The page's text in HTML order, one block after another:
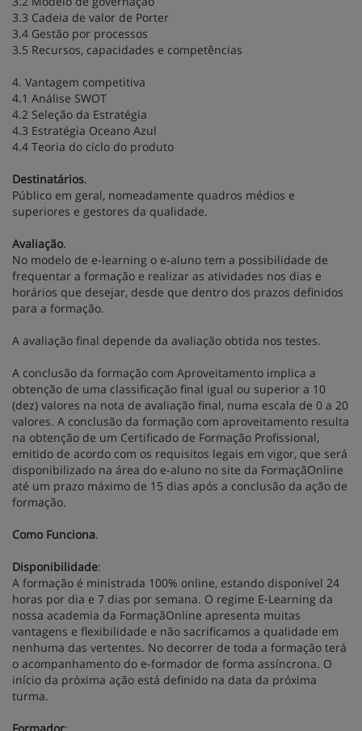
3.3 Cadeia de valor de Porter
3.4 Gestão por processos
3.5 Recursos, capacidades e competências
4. Vantagem competitiva
4.1 Análise SWOT
4.2 Seleção da Estratégia
4.3 Estratégia Oceano Azul
4.4 Teoria do ciclo do produto
Destinatários.
Público em geral, nomeadamente quadros médios e
superiores e gestores da qualidade.
Avaliação.
No modelo de e-learning o e-aluno tem a possibilidade de
frequentar a formação e realizar as atividades nos dias e
horários que desejar, desde que dentro dos prazos definidos
para a formação.
A avaliação final depende da avaliação obtida nos testes.
A conclusão da formação com Aproveitamento implica a
obtenção de uma classificação final igual ou superior a 10
(dez) valores na nota de avaliação final, numa escala de 0 a 20
valores. A conclusão da formação com aproveitamento resulta
na obtenção de um Certificado de Formação Profissional,
emitido de acordo com os requisitos legais em vigor, que será
disponibilizado na área do e-aluno no site da FormaçãOnline
até um prazo máximo de 15 dias após a conclusão da ação de
formação.
Como Funciona.
Disponibilidade:
A formação é ministrada 100% online, estando disponível 24
horas por dia e 7 dias por semana. O regime E-Learning da
nossa academia da FormaçãOnline apresenta muitas
vantagens e flexibilidade e não sacrificamos a qualidade em
nenhuma das vertentes. No decorrer de toda a formação terá
o acompanhamento do e-formador de forma assíncrona. O
início da próxima ação está definido na data da próxima
turma.